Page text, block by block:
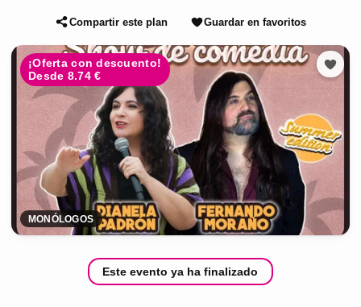
Compartir este plan Guardar en favoritos
¡Oferta con descuento!
Desde 8.74 €
MONÓLOGOS
Este evento ya ha finalizado